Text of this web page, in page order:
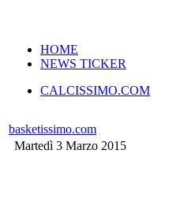
HOME
NEWS TICKER
CALCISSIMO.COM
basketissimo.com
Martedì 3 Marzo 2015